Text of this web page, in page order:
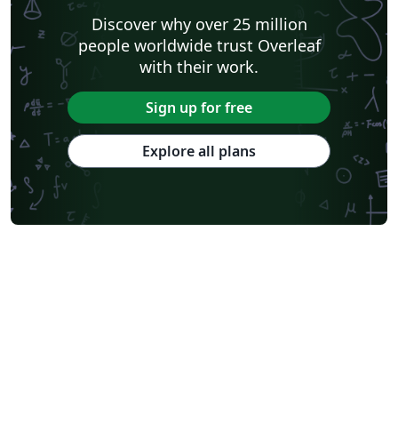
Discover why over 25 million
people worldwide trust Overleaf
with their work.
Sign up for free
Explore all plans